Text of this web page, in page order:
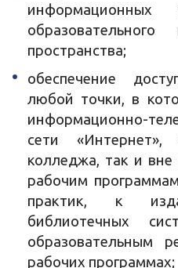
информационных
пространства;
обеспечение
любой точки, в
информационно-
сети
колледжа, так и
рабочим
практик, к
библиотечных
образовательным
рабочих программах;